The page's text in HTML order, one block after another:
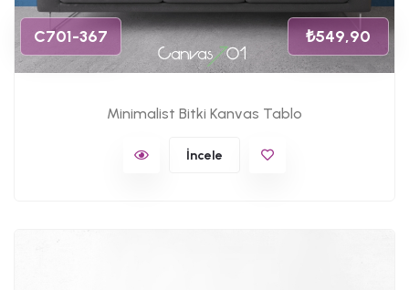
C701-367 ₺549,90
Minimalist Bitki Kanvas Tablo
İncele